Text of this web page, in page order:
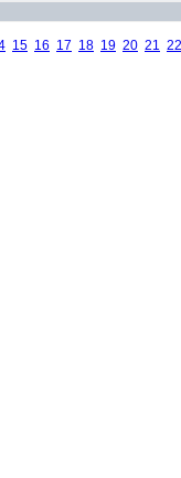
15 16 17 18 19 20 21 22